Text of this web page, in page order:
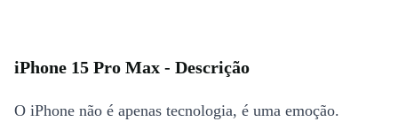
iPhone 15 Pro Max - Descrição
O iPhone não é apenas tecnologia, é uma emoção.